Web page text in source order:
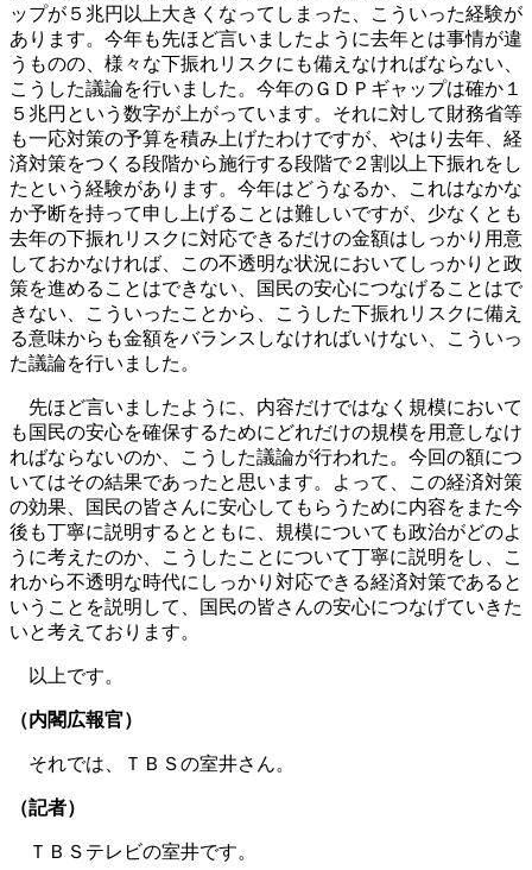
ップが５兆円以上大きくなってしまった、こういった経験が
あります。今年も先ほど言いましたように去年とは事情が違
うものの、様々な下振れリスクにも備えなければならない、
こうした議論を行いました。今年のＧＤＰギャップは確か１
５兆円という数字が上がっています。それに対して財務省等
も一応対策の予算を積み上げたわけですが、やはり去年、経
済対策をつくる段階から施行する段階で２割以上下振れをし
たという経験があります。今年はどうなるか、これはなかな
か予断を持って申し上げることは難しいですが、少なくとも
去年の下振れリスクに対応できるだけの金額はしっかり用意
しておかなければ、この不透明な状況においてしっかりと政
策を進めることはできない、国民の安心につなげることはで
きない、こういったことから、こうした下振れリスクに備え
る意味からも金額をバランスしなければいけない、こういっ
た議論を行いました。
先ほど言いましたように、内容だけではなく規模において
も国民の安心を確保するためにどれだけの規模を用意しなけ
ればならないのか、こうした議論が行われた。今回の額につ
いてはその結果であったと思います。よって、この経済対策
の効果、国民の皆さんに安心してもらうために内容をまた今
後も丁寧に説明するとともに、規模についても政治がどのよ
うに考えたのか、こうしたことについて丁寧に説明をし、こ
れから不透明な時代にしっかり対応できる経済対策であると
いうことを説明して、国民の皆さんの安心につなげていきた
いと考えております。
以上です。
（内閣広報官）
それでは、ＴＢＳの室井さん。
（記者）
ＴＢＳテレビの室井です。